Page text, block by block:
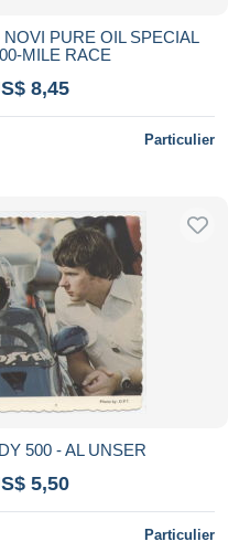
PURE OIL SPECIAL
MILE RACE
8,45
Particulier
500 - AL UNSER
5,50
Particulier